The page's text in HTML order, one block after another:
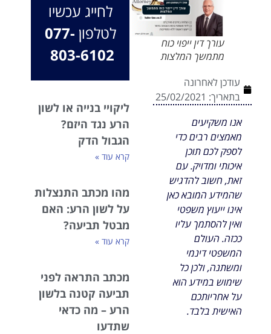
עורך דין ייפוי כוח
מתמשך המלצות
עודכן לאחרונה
בתאריך: 25/02/2021
אנו משקיעים
מאמצים רבים כדי
לספק לכם תוכן
איכותי ומדויק. עם
זאת, חשוב להדגיש
שהמידע המובא כאן
אינו ייעוץ משפטי
ואין להסתמך עליו
ככזה. העולם
המשפטי דינמי
ומשתנה, ולכן כל
שימוש במידע הוא
על אחריותכם
האישית בלבד.
לחייג עכשיו
לטלפון 077-
803-6102
ליקויי בנייה או לשון
הרע נגד היזם?
הגבול הדק
קרא עוד »
מהו מכתב התנצלות
על לשון הרע: האם
מבטל תביעה?
קרא עוד »
מכתב התראה לפני
תביעה קטנה בלשון
הרע – מה כדאי
שתדעו